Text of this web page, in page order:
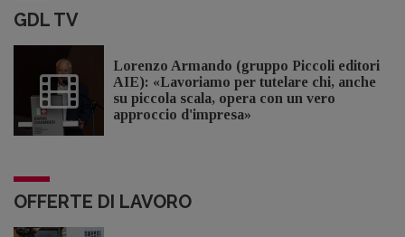
GDL TV
Lorenzo Armando (gruppo Piccoli editori
AIE): «Lavoriamo per tutelare chi, anche
su piccola scala, opera con un vero
approccio d'impresa»
OFFERTE DI LAVORO